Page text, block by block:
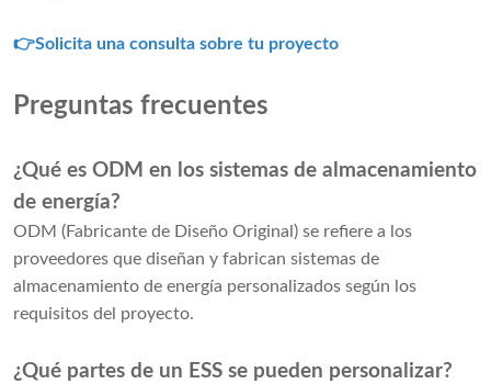
👉Solicita una consulta sobre tu proyecto
Preguntas frecuentes
¿Qué es ODM en los sistemas de almacenamiento
de energía?
ODM (Fabricante de Diseño Original) se refiere a los
proveedores que diseñan y fabrican sistemas de
almacenamiento de energía personalizados según los
requisitos del proyecto.
¿Qué partes de un ESS se pueden personalizar?